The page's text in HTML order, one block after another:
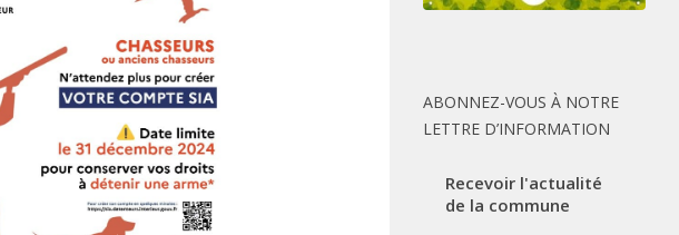
ABONNEZ-VOUS À NOTRE
LETTRE D’INFORMATION
Recevoir l'actualité
de la commune